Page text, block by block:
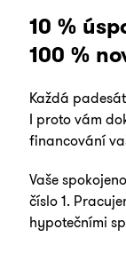
10 %
100 %
Každá
I proto vám
financování
Vaše
číslo 1.
hypotečními